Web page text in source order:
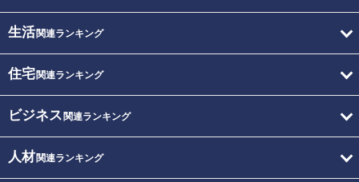
生活関連ランキング
住宅関連ランキング
ビジネス 関連ランキング
人材関連ランキング